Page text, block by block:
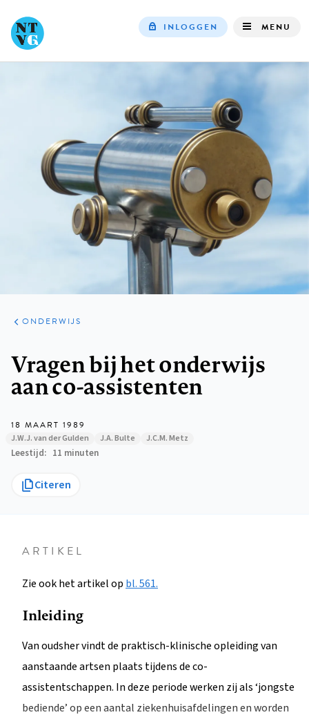
navigation
INLOGGEN MENU
ARTIKELEN
PERSPECTIEF
ONDERWIJS
Vragen bij het onderwijs
aan co-assistenten
18 MAART 1989
J.W.J. van der Gulden J.A. Bulte J.C.M. Metz
Leestijd 11 minuten
Citeren
ARTIKEL
Zie ook het artikel op bl. 561.
Inleiding
Van oudsher vindt de praktisch-klinische opleiding van
aanstaande artsen plaats tijdens de co-
assistentschappen. In deze periode werken zij als ‘jongste
bediende’ op een aantal ziekenhuisafdelingen en worden